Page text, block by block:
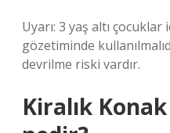
Uyarı: 3 yaş altı
gözetiminde
devrilme riski vardır.
Kiralık